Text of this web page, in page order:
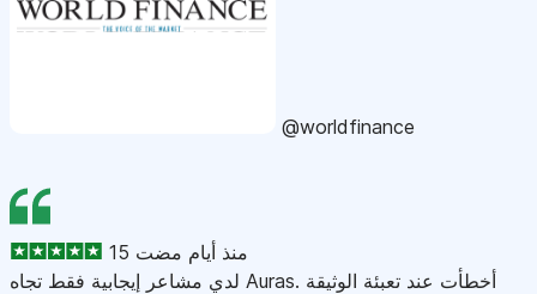
@worldfinance
15 منذ أيام مضت
لدي مشاعر إيجابية فقط تجاه Auras. أخطأت عند تعبئة الوثيقة